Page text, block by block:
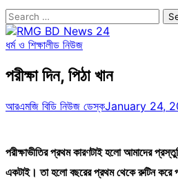
Search
for:
ধর্ম ও শিক্ষালীড নিউজ
পরীক্ষা দিন, পিঠা খান
আরএমজি বিডি নিউজ ডেস্কJanuary 24,
পরীক্ষাভীতির প্রথম কারণটাই হলো আমাদের
একটাই। তা হলো বছরের প্রথম থেকে রুটিন করে